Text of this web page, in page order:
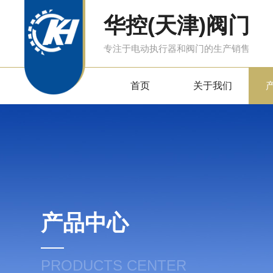
华控(天津)阀门
专注于电动执行器和阀门的生产销售
首页 关于我们
产品中心
PRODUCTS CENTER